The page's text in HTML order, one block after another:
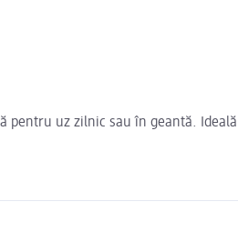
pentru uz zilnic sau în geantă.